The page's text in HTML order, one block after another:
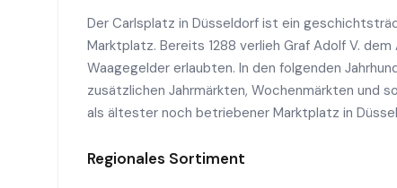
Der Carlsplatz in Düsseldorf ist ein
Marktplatz. Bereits 1288 verlieh Graf Adolf V.
Waagegelder erlaubten. In den folgenden
zusätzlichen Jahrmärkten, Wochenmärkten und
als ältester noch betriebener Marktplatz in
Regionales Sortiment